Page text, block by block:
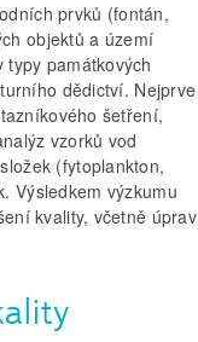
prvků (fontán,
objektů a území
památkových
dědictví. Nejprve
šetření,
vzorků vod
(fytoplankton,
Výsledkem výzkumu
kvality, včetně úprav